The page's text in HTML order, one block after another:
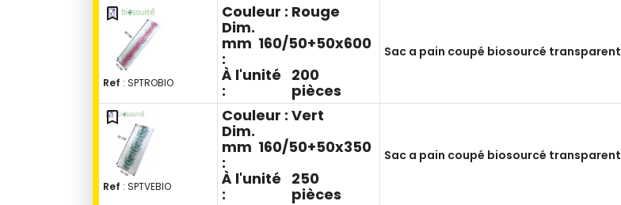
bookmark_outline
Ref : SPTROBIO
Couleur : Rouge
Dim.
mm
:
160/50+50x600
À l'unité
:
200
pièces
Sac a pain coupé biosourcé transparent
bookmark_outline
Ref : SPTVEBIO
Couleur : Vert
Dim.
mm
:
160/50+50x350
À l'unité
:
250
pièces
Sac a pain coupé biosourcé transparent